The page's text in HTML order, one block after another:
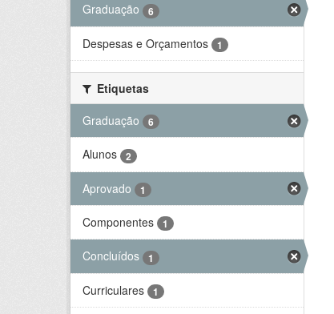
Graduação
6
Despesas e Orçamentos 1
Etiquetas
Graduação
6
Alunos 2
Aprovado 1
Componentes 1
Concluídos 1
Curriculares 1